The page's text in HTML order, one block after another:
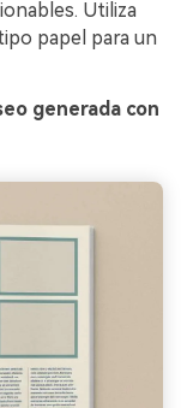
Utiliza
papel para un
generada con